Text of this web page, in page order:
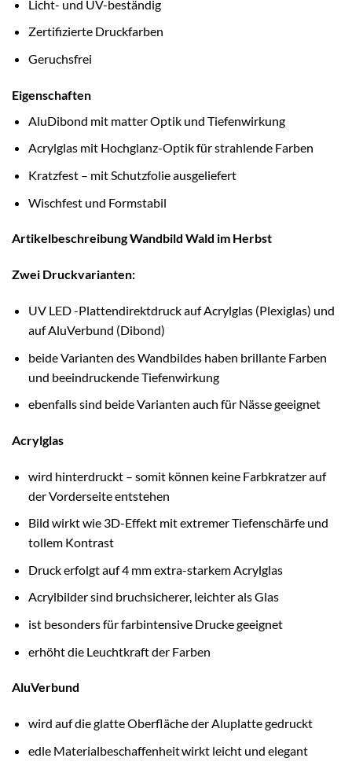
Licht- und UV-beständig
Zertifizierte Druckfarben
Geruchsfrei
Eigenschaften
AluDibond mit matter Optik und Tiefenwirkung
Acrylglas mit Hochglanz-Optik für strahlende Farben
Kratzfest – mit Schutzfolie ausgeliefert
Wischfest und Formstabil
Artikelbeschreibung Wandbild Wald im Herbst
Zwei Druckvarianten:
UV LED -Plattendirektdruck auf Acrylglas (Plexiglas) und
auf AluVerbund (Dibond)
beide Varianten des Wandbildes haben brillante Farben
und beeindruckende Tiefenwirkung
ebenfalls sind beide Varianten auch für Nässe geeignet
Acrylglas
wird hinterdruckt – somit können keine Farbkratzer auf
der Vorderseite entstehen
Bild wirkt wie 3D-Effekt mit extremer Tiefenschärfe und
tollem Kontrast
Druck erfolgt auf 4 mm extra-starkem Acrylglas
Acrylbilder sind bruchsicherer, leichter als Glas
ist besonders für farbintensive Drucke geeignet
erhöht die Leuchtkraft der Farben
AluVerbund
wird auf die glatte Oberfläche der Aluplatte gedruckt
edle Materialbeschaffenheit wirkt leicht und elegant